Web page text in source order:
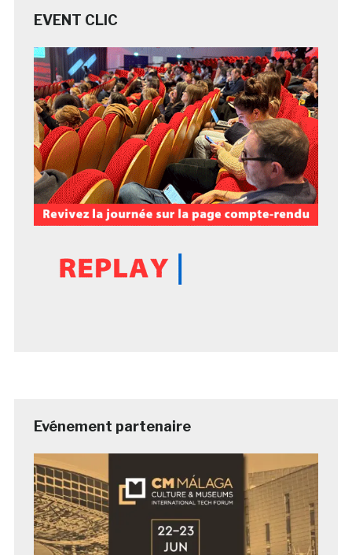
EVENT CLIC
Evénement partenaire